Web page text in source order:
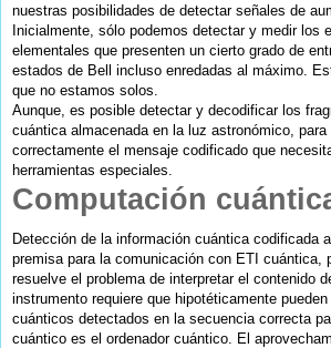
nuestras posibilidades de detectar señales de
Inicialmente, sólo podemos detectar y medir los
elementales que presenten un cierto grado de
estados de Bell incluso enredadas al máximo.
que no estamos solos.
Aunque, es posible detectar y decodificar los
cuántica almacenada en la luz astronómico, para
correctamente el mensaje codificado que
herramientas especiales.
Computación
Detección de la información cuántica codificada
premisa para la comunicación con ETI cuántica,
resuelve el problema de interpretar el contenido
instrumento requiere que hipotéticamente
cuánticos detectados en la secuencia correcta
cuántico es el ordenador cuántico. El